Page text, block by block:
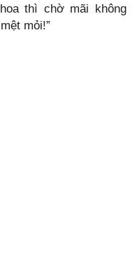
thì chờ mãi không
mỏi!”